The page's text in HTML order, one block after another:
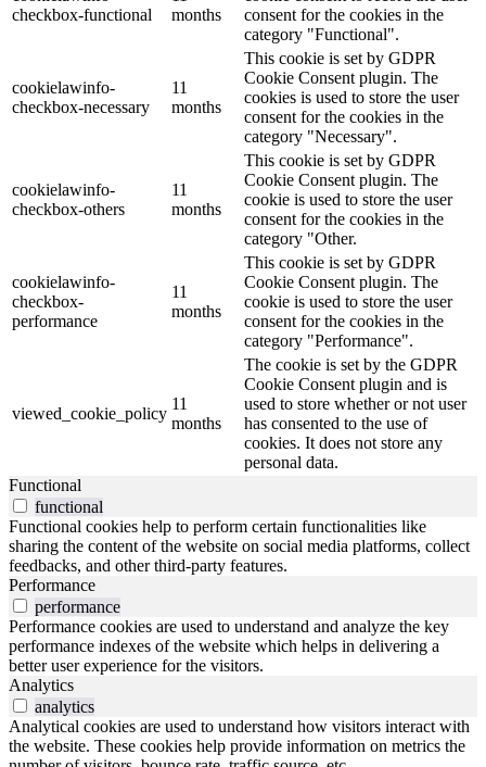
checkbox-functional
months
consent for the cookies in the
category "Functional".
cookielawinfo-
checkbox-necessary
11
months
This cookie is set by GDPR
Cookie Consent plugin. The
cookies is used to store the user
consent for the cookies in the
category "Necessary".
cookielawinfo-
checkbox-others
11
months
This cookie is set by GDPR
Cookie Consent plugin. The
cookie is used to store the user
consent for the cookies in the
category "Other.
cookielawinfo-
checkbox-
performance
11
months
This cookie is set by GDPR
Cookie Consent plugin. The
cookie is used to store the user
consent for the cookies in the
category "Performance".
viewed_cookie_policy
11
months
The cookie is set by the GDPR
Cookie Consent plugin and is
used to store whether or not user
has consented to the use of
cookies. It does not store any
personal data.
Functional
functional
Functional cookies help to perform certain functionalities like
sharing the content of the website on social media platforms, collect
feedbacks, and other third-party features.
Performance
performance
Performance cookies are used to understand and analyze the key
performance indexes of the website which helps in delivering a
better user experience for the visitors.
Analytics
analytics
Analytical cookies are used to understand how visitors interact with
the website. These cookies help provide information on metrics the